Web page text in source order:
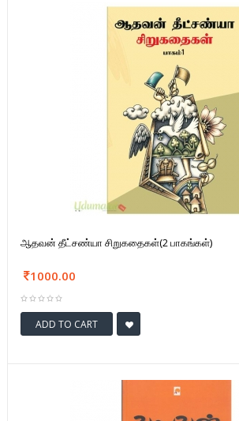
ஆதவன் தீட்சண்யா சிறுகதைகள்(2 பாகங்கள்)
1000.00
ADD TO CART